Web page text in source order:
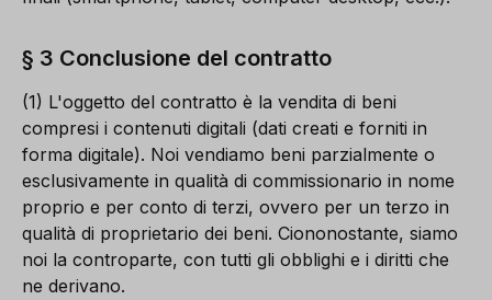
§ 3 Conclusione del contratto
(1) L'oggetto del contratto è la vendita di beni
compresi i contenuti digitali (dati creati e forniti in
forma digitale). Noi vendiamo beni parzialmente o
esclusivamente in qualità di commissionario in nome
proprio e per conto di terzi, ovvero per un terzo in
qualità di proprietario dei beni. Ciononostante, siamo
noi la controparte, con tutti gli obblighi e i diritti che
ne derivano.